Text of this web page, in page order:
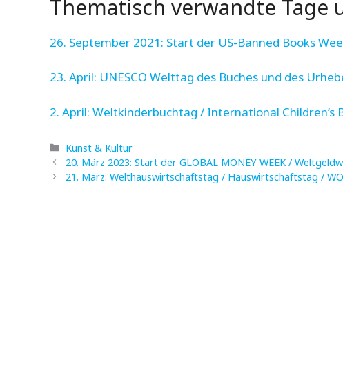
Thematisch verwandte Tage
26. September 2021: Start der US-Banned Books
23. April: UNESCO Welttag des Buches und des
2. April: Weltkinderbuchtag / International Children’s
Kategorien
Kunst & Kultur
20. März 2023: Start der GLOBAL MONEY WEEK /
21. März: Welthauswirtschaftstag / Hauswirtschaftstag /